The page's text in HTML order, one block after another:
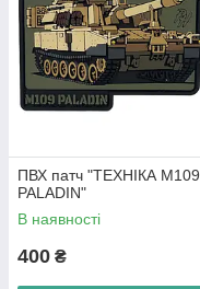
ПВХ патч "ТЕХНІКА M109
PALADIN"
В наявності
400 ₴